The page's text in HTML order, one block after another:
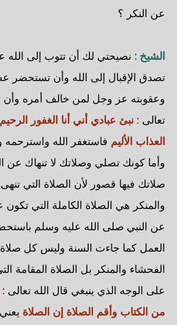
عن النكر ؟
الشيخ : نصيحتي لك أن تتوب إلى
تصدق الإقبال إلى الله وأن
وعقوبته عز وجل لمن خالف أمره وأن
تعالى : نبئ عبادي أني أنا الغفور
العذاب الأليم فاستغفر الله
وأما كونك تصلي وصلاتك لا تنهاك عن
صلاتك فيها قصور لأن الصلاة التي
والمنكر هي الصلاة الكاملة التي
عن النبي صلى الله عليه وسلم
العمل كما جاءت السنة وليس كل
الفحشاء والمنكر بل الصلاة المقامة
على الوجه الذي ينبغي قال الله تعالى :
من الكتاب وأقم الصلاة إن الصلاة